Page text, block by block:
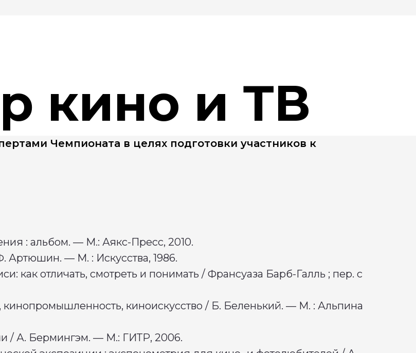
кино и ТВ
Чемпионата в целях подготовки участников к
: альбом. — М.: Аякс-Пресс, 2010.
— М. : Искусства, 1986.
как отличать, смотреть и понимать / Франсуаза Барб-Галль ; пер. с
киноискусство / Б. Беленький. — М. : Альпина
/ А. Бермингэм. — М.: ГИТР, 2006.